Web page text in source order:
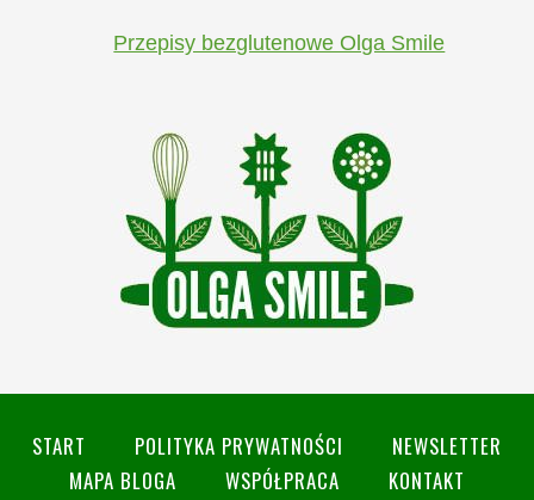
Przepisy bezglutenowe Olga Smile
START POLITYKA PRYWATNOŚCI
NEWSLETTER
MAPA BLOGA
WSPÓŁPRACA
KONTAKT